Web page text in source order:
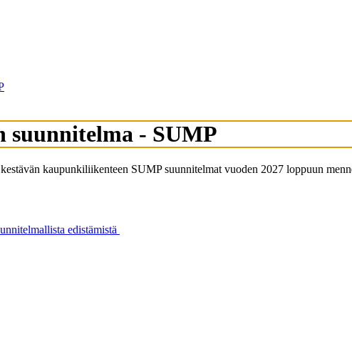
suunnitelma - SUMP
kaupunkiliikenteen SUMP suunnitelmat vuoden 2027 loppuun
edistämistä